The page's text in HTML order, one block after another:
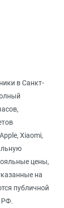
в Санкт-
Xiaomi,
цены,
на
публичной
РФ.